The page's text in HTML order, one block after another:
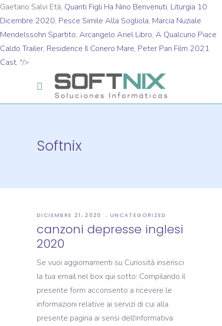
Gaetano Salvi Età, Quanti Figli Ha Nino Benvenuti, Liturgia 10
Dicembre 2020, Pesce Simile Alla Sogliola, Marcia Nuziale
Mendelssohn Spartito, Arcangelo Ariel Libro, A Qualcuno Piace
Caldo Trailer, Residence Il Conero Mare, Peter Pan Film 2021
Cast, "/>
Softnix
DICIEMBRE 21, 2020 UNCATEGORIZED
canzoni depresse inglesi
2020
Se vuoi aggiornamenti su Curiosità inserisci
la tua email nel box qui sotto: Compilando il
presente form acconsento a ricevere le
informazioni relative ai servizi di cui alla
presente pagina ai sensi dell'informativa